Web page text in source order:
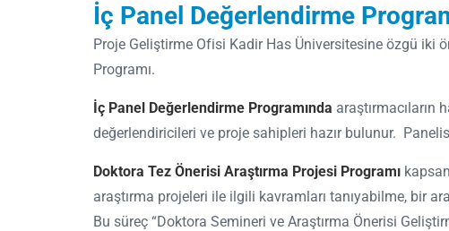
İç Panel Değerlendirme
Proje Geliştirme Ofisi Kadir Has Üniversitesine özgü iki
Programı.
İç Panel Değerlendirme Programında
değerlendiricileri ve proje sahipleri hazır bulunur.
Doktora Tez Önerisi Araştırma Projesi Programı
araştırma projeleri ile ilgili kavramları tanıyabilme, bir
Bu süreç “Doktora Semineri ve Araştırma Önerisi